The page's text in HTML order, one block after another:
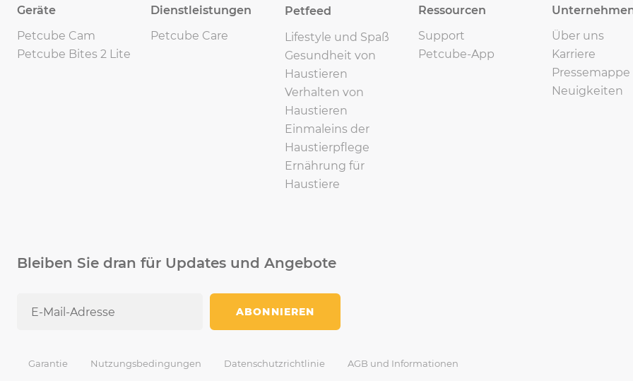
Geräte
Petcube Cam
Petcube Bites 2 Lite
Dienstleistungen
Petcube Care
Petfeed
Lifestyle und Spaß
Gesundheit von
Haustieren
Verhalten von
Haustieren
Einmaleins der
Haustierpflege
Ernährung für
Haustiere
Ressourcen
Support
Petcube-App
Über uns
Karriere
Pressemappe
Neuigkeiten
Bleiben Sie dran für Updates und Angebote
ABONNIEREN
Garantie Nutzungsbedingungen Datenschutzrichtlinie AGB und Informationen